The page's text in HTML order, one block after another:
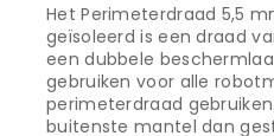
Het Perimeterdraad 5,5
geïsoleerd is een draad
een dubbele
gebruiken voor alle
perimeterdraad
buitenste mantel dan